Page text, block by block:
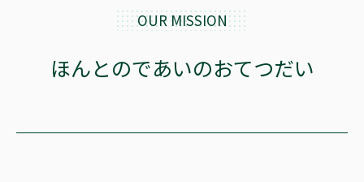
OUR MISSION
ほんとのであいのおてつだい